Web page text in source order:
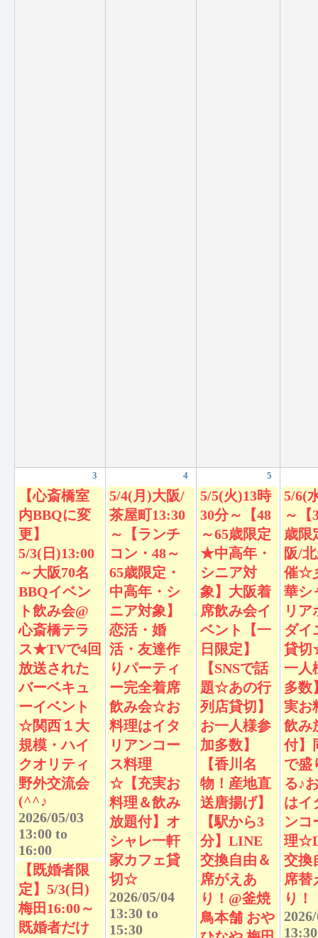
3 4 5
【心斎橋室
内BBQに変
更】
5/3(日)13:00
～大阪70名
BBQイベン
ト飲み会@
心斎橋テラ
ス★TVで4回
放送された
バーベキュ
ーイベント
☆関西１大
規模・ハイ
クオリティ
野外交流会
(^^♪
2026/05/03
13:00 to
16:00
【既婚者限
定】5/3(日)
梅田16:00～
既婚者だけ
5/4(月)大阪/
茶屋町13:30
～【ランチ
コン・48～
65歳限定・
中高年・シ
ニア対象】
恋活・婚
活・友達作
りパーティ
ー完全着席
飲み会☆お
料理はイタ
リアンコー
ス料理
☆【充実お
料理＆飲み
放題付】オ
シャレ一軒
家カフェ貸
切☆
2026/05/04
13:30 to
15:30
5/5(火)13時
30分～【48
～65歳限定
★中高年・
シニア対
象】大阪着
席飲み会イ
ベント【一
日限定】
【SNSで話
題☆あの行
列店貸切】
お一人様参
加多数】
【香川名
物！産地直
送唐揚げ】
【駅から3
分】LINE
交換自由＆
席がえあ
り！@釜焼
鳥本舗 おや
5/6(
～【
歳限
阪/
催☆
華シ
リア
ダイ
貸
一人
多数
実お
飲み
付】
で盛
る♪
はイ
ンコ
理
交換
席替
り！
13:30